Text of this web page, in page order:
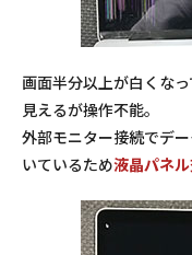
画面半分以上が白くな
見えるが操作不能。
外部モニター接続でデ
いているため液晶パネ